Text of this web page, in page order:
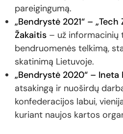
pareigingumą.
„Bendrystė 2021“ –
Žakaitis – už informacinių
bendruomenės telkimą,
skatinimą Lietuvoje.
„Bendrystė 2020“ – Ineta
atsakingą ir nuoširdų
konfederacijos labui,
kuriant naujos kartos